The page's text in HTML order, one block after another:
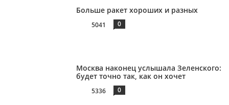
Больше ракет хороших и разных
5041 0
Москва наконец услышала Зеленского:
будет точно так, как он хочет
5336 0